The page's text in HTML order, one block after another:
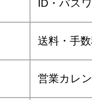
ID・パス
送料・手
営業カレ